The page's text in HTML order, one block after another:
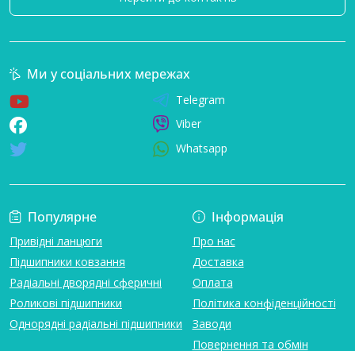
Популярне
Привідні ланцюги
Підшипники ковзання
Радіальні дворядні сферичні
Роликові підшипники
Однорядні радіальні підшипники
Інформація
Про нас
Доставка
Оплата
Політика конфіденційності
Заводи
Повернення та обмін
Ми у соціальних мережах
Telegram
Viber
Whatsapp